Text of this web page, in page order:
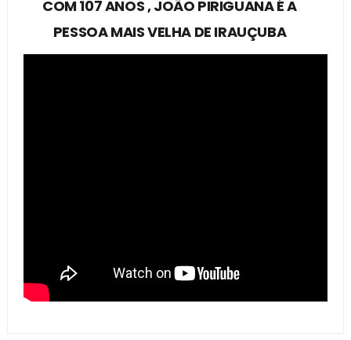
COM 107 ANOS , JOÃO PIRIGUANA É A
PESSOA MAIS VELHA DE IRAUÇUBA